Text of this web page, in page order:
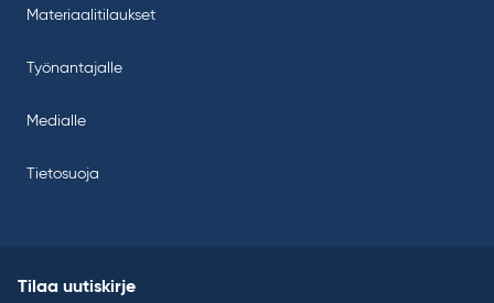
Materiaalitilaukset
Työnantajalle
Medialle
Tietosuoja
Tilaa uutiskirje